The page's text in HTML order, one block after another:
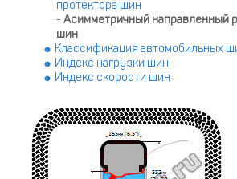
протектора шин
- Асимметричный направленный
шин
Классификация автомобильных
Индекс нагрузки шин
Индекс скорости шин